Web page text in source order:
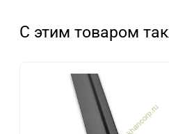
С этим товаром